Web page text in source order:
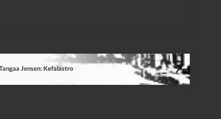
Jensen: Kefalastro